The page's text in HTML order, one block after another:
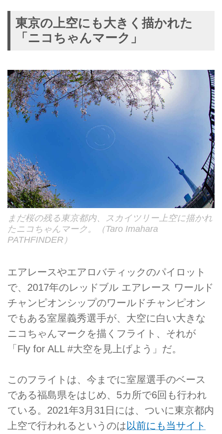
東京の上空にも大きく描かれた
「ニコちゃんマーク」
まだ桜の残る東京都内、スカイツリー上空に描かれ
たニコちゃんマーク。（Taro Imahara
PATHFINDER）
エアレースやエアロバティックのパイロット
で、2017年のレッドブル エアレース ワールド
チャンピオンシップのワールドチャンピオン
でもある室屋義秀選手が、大空に白い大きな
ニコちゃんマークを描くフライト、それが
「Fly for ALL #大空を見上げよう」だ。
このフライトは、今までに室屋選手のベース
である福島県をはじめ、5カ所で6回も行われ
ている。2021年3月31日には、ついに東京都内
上空で行われるというのは 以前にも当サイト